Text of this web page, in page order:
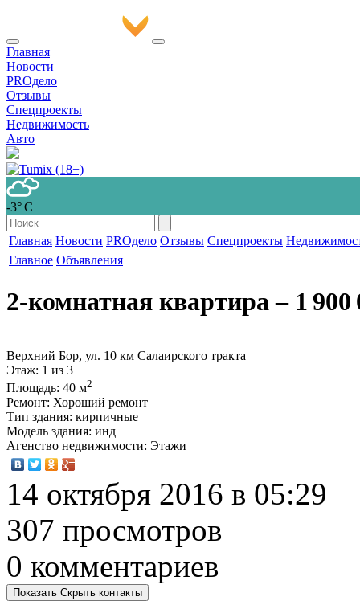
Главная
Новости
PROдело
Отзывы
Спецпроекты
Недвижимость
Авто
-3° С
Главная Новости PROдело Отзывы Спецпроекты
Главное Объявления
2-комнатная квартира‒ 1 900
Верхний Бор, ул. 10 км Салаирского тракта
Этаж: 1 из 3
Площадь: 40 м2
Ремонт: Хороший ремонт
Тип здания: кирпичные
Модель здания: инд
Агенство недвижимости: Этажи
14 октября 2016 в 05:29
307 просмотров
0 комментариев
Показать Скрыть контакты